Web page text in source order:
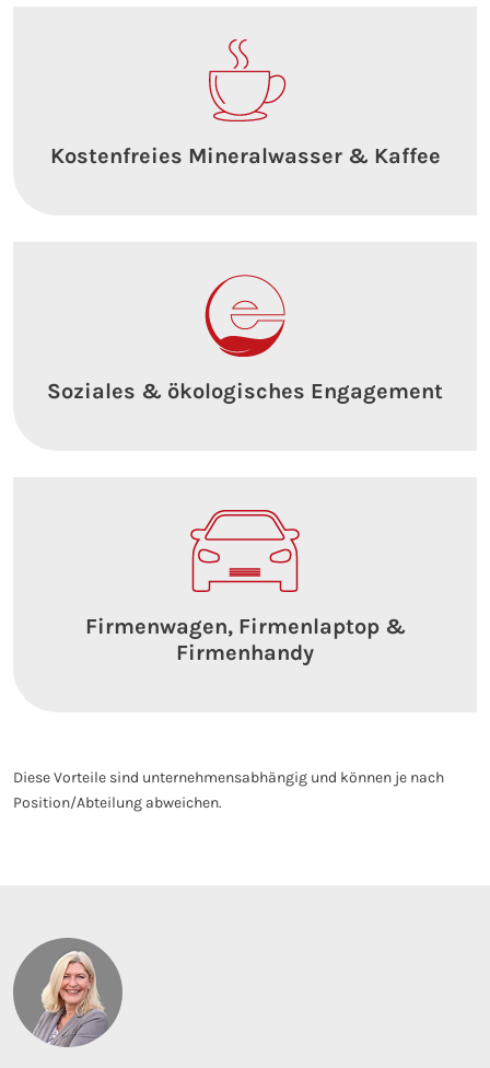
Kostenfreies Mineralwasser & Kaffee
Soziales & ökologisches Engagement
Firmenwagen, Firmenlaptop &
Firmenhandy
Diese Vorteile sind unternehmensabhängig und können je nach
Position/Abteilung abweichen.